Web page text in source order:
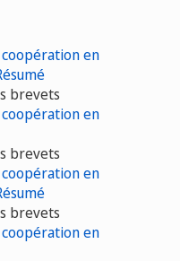
en
brevets
en
brevets
en
brevets
en